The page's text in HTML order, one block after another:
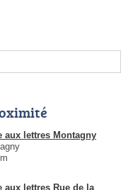
aux lettres Montagny
aux lettres Rue de la